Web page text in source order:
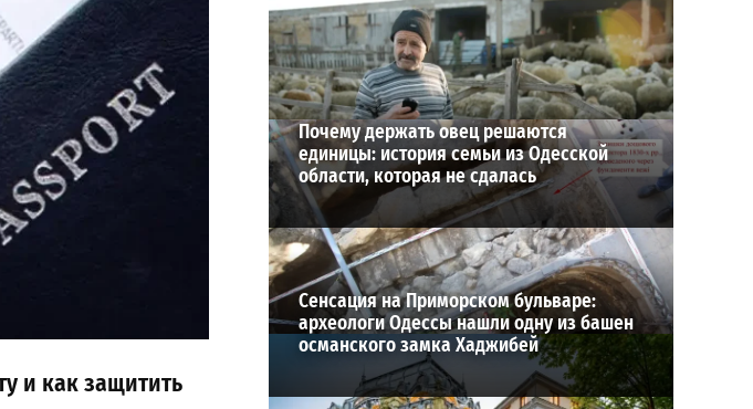
и как защитить
ВИБОР РЕДАКЦИИ
Почему держать овец решаются
единицы: история семьи из Одесской
области, которая не сдалась
Сенсация на Приморском бульваре:
археологи Одессы нашли одну из башен
османского замка Хаджибей